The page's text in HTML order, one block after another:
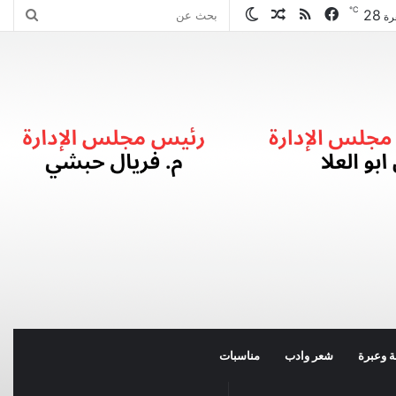
الوضع مقال ملخص
فيسبوك 28
℃
وعبرة شعر وادب مناسبات